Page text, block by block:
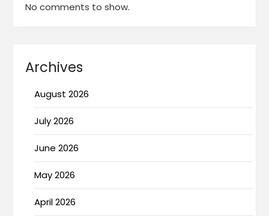
No comments to show.
Archives
August 2026
July 2026
June 2026
May 2026
April 2026